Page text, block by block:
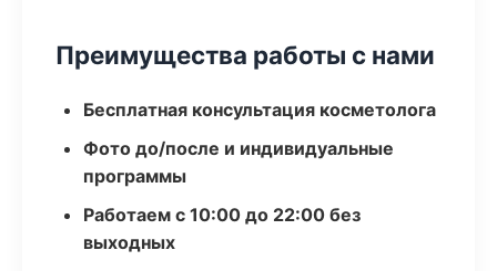
Преимущества работы с нами
Бесплатная консультация косметолога
Фото до/после и индивидуальные
программы
Работаем с 10:00 до 22:00 без
выходных